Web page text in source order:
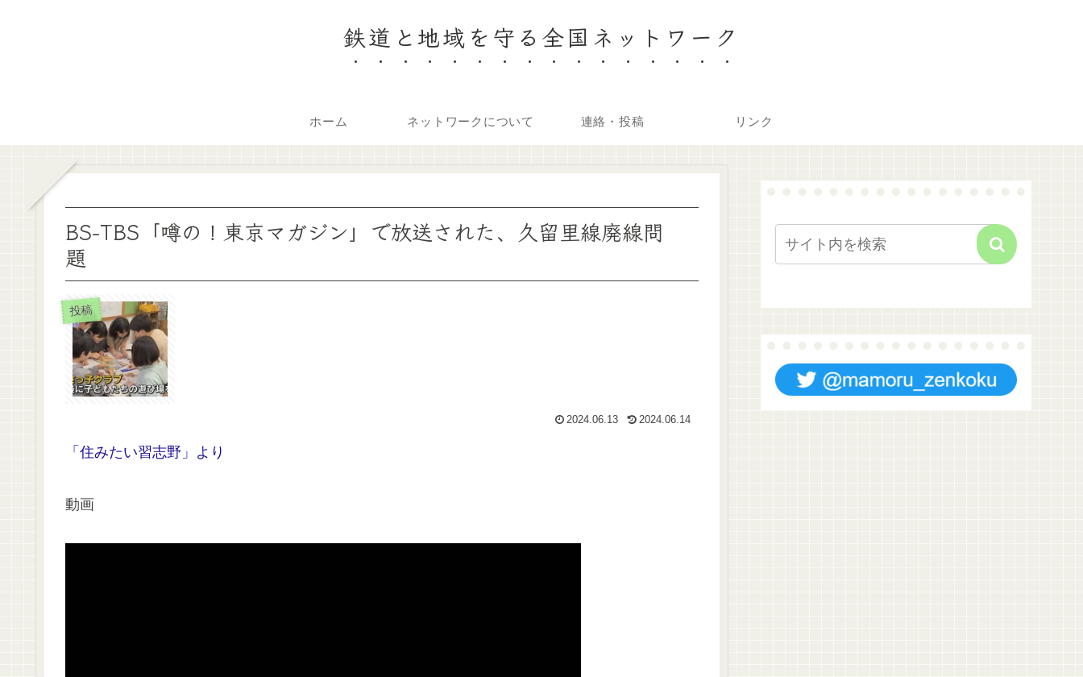
鉄道と地域を守る全国ネットワーク
ホーム ネットワークについて 連絡・投稿 リンク
BS-TBS「噂の！東京マガジン」で放送された、久留里線廃線問
題
投稿
2024.06.13 2024.06.14
「住みたい習志野」より
動画